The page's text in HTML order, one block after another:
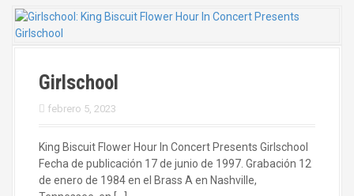
Girlschool
febrero 5, 2023
King Biscuit Flower Hour In Concert Presents Girlschool
Fecha de publicación 17 de junio de 1997. Grabación 12
de enero de 1984 en el Brass A en Nashville,